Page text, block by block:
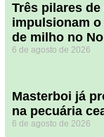
​Três pilares
impulsionam o
de milho no
6 de agosto de 2026
Masterboi já
na pecuária
6 de agosto de 2026